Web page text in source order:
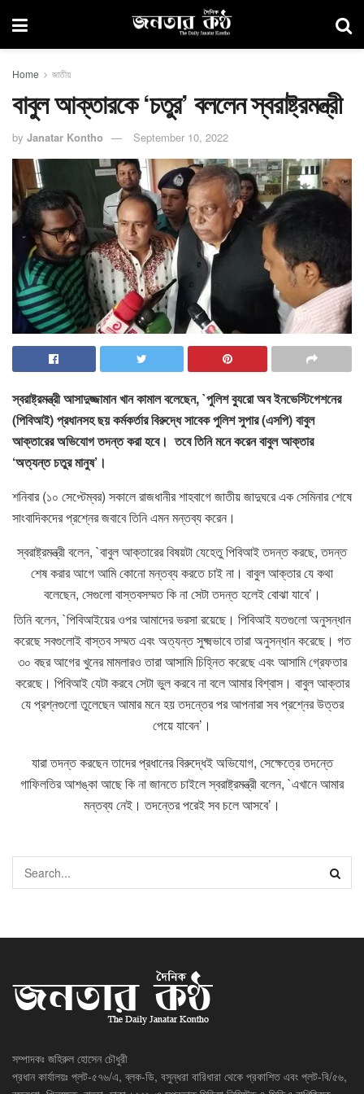
Home জাতীয়
বাবুল আক্তারকে ‌‘চতুর’ বললেন স্বরাষ্ট্রমন্ত্রী
by Janatar Kontho September 10, 2022
স্বরাষ্ট্রমন্ত্রী আসাদুজ্জামান খান কামাল বলেছেন, `পুলিশ ব্যুরো অব ইনভেস্টিগেশনের
(পিবিআই) প্রধানসহ ছয় কর্মকর্তার বিরুদ্ধে সাবেক পুলিশ সুপার (এসপি) বাবুল
আক্তারের অভিযোগ তদন্ত করা হবে। তবে তিনি মনে করেন বাবুল আক্তার
‘অত্যন্ত চতুর মানুষ’।
শনিবার (১০ সেপ্টেম্বর) সকালে রাজধানীর শাহবাগে জাতীয় জাদুঘরে এক সেমিনার শেষে
সাংবাদিকদের প্রশ্নের জবাবে তিনি এমন মন্তব্য করেন।
স্বরাষ্ট্রমন্ত্রী বলেন, `বাবুল আক্তারের বিষয়টা যেহেতু পিবিআই তদন্ত করছে, তদন্ত
শেষ করার আগে আমি কোনো মন্তব্য করতে চাই না। বাবুল আক্তার যে কথা
বলেছেন, সেগুলো বাস্তবসম্মত কি না সেটা তদন্ত হলেই বোঝা যাবে’।
তিনি বলেন, `পিবিআইয়ের ওপর আমাদের ভরসা রয়েছে। পিবিআই যতগুলো অনুসন্ধান
করেছে সবগুলোই বাস্তব সম্মত এবং অত্যন্ত সুক্ষ্মভাবে তারা অনুসন্ধান করেছে। গত
৩০ বছর আগের খুনের মামলারও তারা আসামি চিহ্নিত করেছে এবং আসামি গ্রেফতার
করেছে। পিবিআই যেটা করবে সেটা ভুল করবে না বলে আমার বিশ্বাস। বাবুল আক্তার
যে প্রশ্নগুলো তুলেছেন আমার মনে হয় তদন্তের পর আপনারা সব প্রশ্নের উত্তর
পেয়ে যাবেন’।
যারা তদন্ত করছেন তাদের প্রধানের বিরুদ্ধেই অভিযোগ, সেক্ষেত্রে তদন্তে
গাফিলতির আশঙ্কা আছে কি না জানতে চাইলে স্বরাষ্ট্রমন্ত্রী বলেন, `এখানে আমার
মন্তব্য নেই। তদন্তের পরেই সব চলে আসবে’।
সম্পাদকঃ জহিরুল হোসেন চৌধুরী
প্রধান কার্যালয়ঃ প্লট-৫৭৬/এ, ব্লক-ডি, বসুন্ধরা বারিধারা থেকে প্রকাশিত এবং প্লট-বি/৫৬,